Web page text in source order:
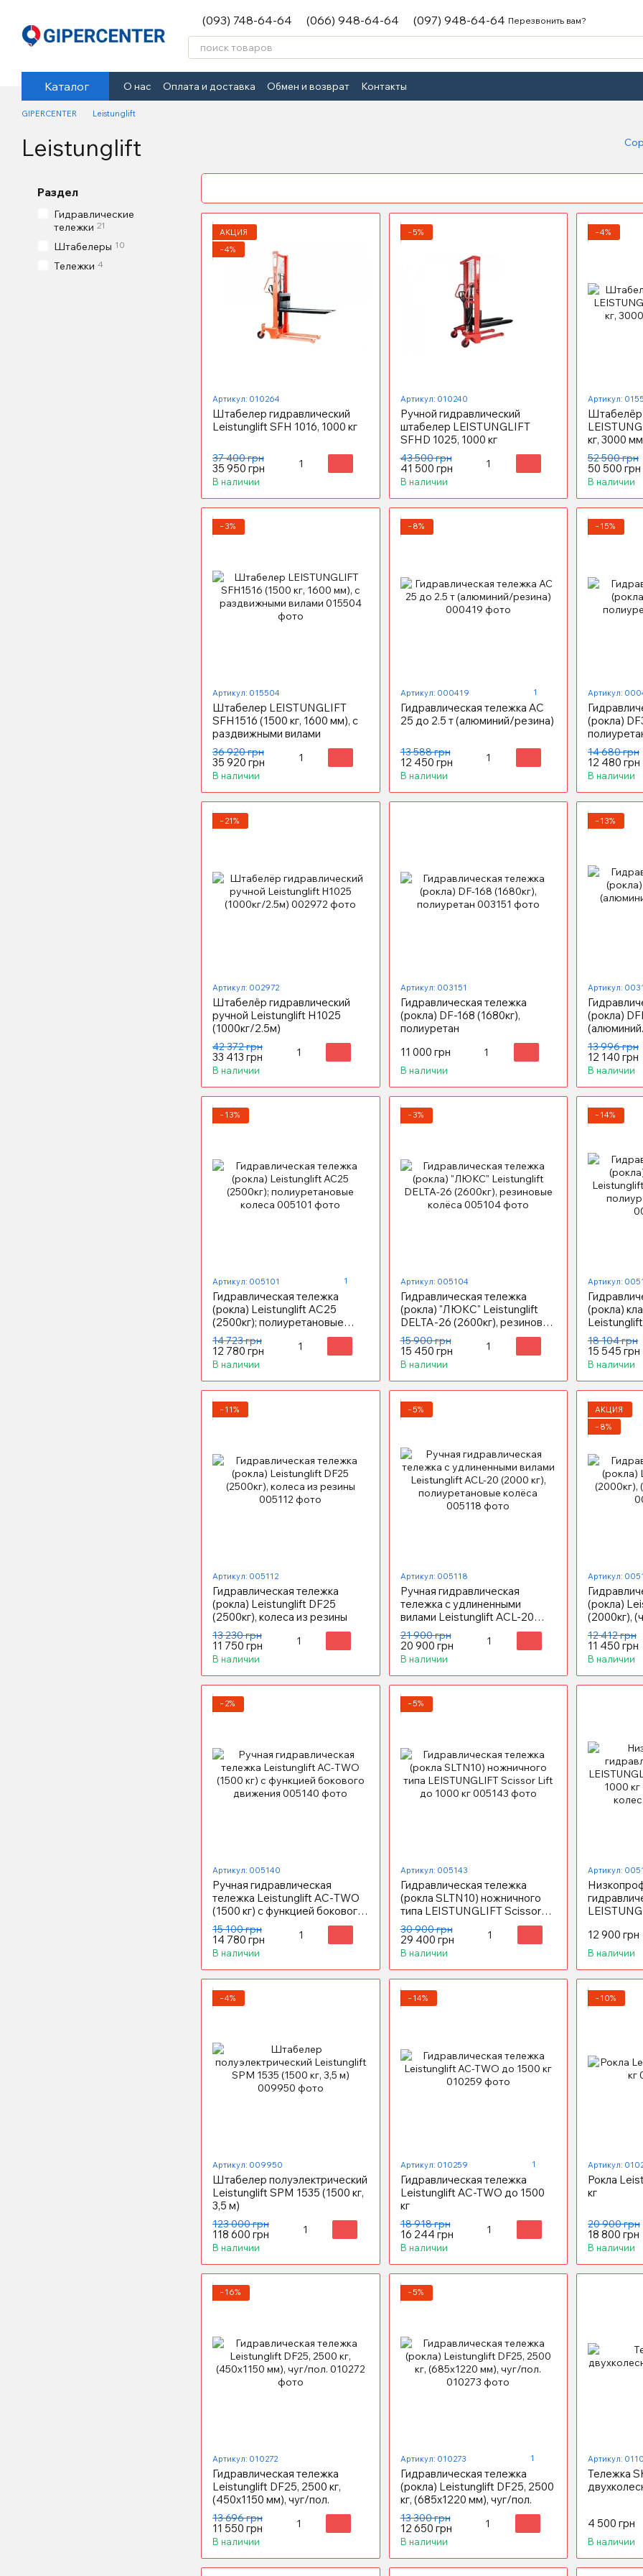
(093) 748-64-64 (066) 948-64-64 (097) 948-64-64 Перезвонить вам?
Каталог О нас Оплата и доставка Обмен и возврат Контакты
GIPERCENTER Leistunglift
Leistunglift
АКЦИЯ
−4%
Артикул: 010264
Штабелер гидравлический
Leistunglift SFH 1016, 1000 кг
37 400 грн
35 950 грн
В наличии
−5%
Артикул: 010240
Ручной гидравлический
штабелер LEISTUNGLIFT
SFHD 1025, 1000 кг
43 500 грн
41 500 грн
В наличии
−4%
Артикул:
Штабелёр
кг, 3000
52 500 грн
50 500 грн
В наличии
−3%
Артикул: 015504
Штабелер LEISTUNGLIFT
SFH1516 (1500 кг, 1600 мм), с
раздвижными вилами
36 920 грн
35 920 грн
В наличии
−8%
Артикул: 000419 1
Гидравлическая тележка АС
25 до 2.5 т (алюминий/резина)
13 588 грн
12 450 грн
В наличии
−15%
Артикул:
(рокла)
14 680 грн
12 480 грн
В наличии
−21%
Артикул: 002972
Штабелёр гидравлический
ручной Leistunglift H1025
(1000кг/2.5м)
42 372 грн
33 413 грн
В наличии
Артикул: 003151
Гидравлическая тележка
(рокла) DF-168 (1680кг),
полиуретан
11 000 грн
В наличии
−13%
Артикул:
(рокла)
13 996 грн
12 140 грн
В наличии
−13%
Артикул: 005101 1
Гидравлическая тележка
(рокла) Leistunglift АС25
(2500кг); полиуретановые
колеса
14 723 грн
12 780 грн
В наличии
−3%
Артикул: 005104
Гидравлическая тележка
(рокла) "ЛЮКС" Leistunglift
DELTA-26 (2600кг), резиновые
колёса
15 900 грн
15 450 грн
В наличии
−14%
Артикул:
(рокла)
18 104 грн
15 545 грн
В наличии
−11%
Артикул: 005112
Гидравлическая тележка
(рокла) Leistunglift DF25
(2500кг), колеса из резины
13 230 грн
11 750 грн
В наличии
−5%
Артикул: 005118
Ручная гидравлическая
тележка с удлиненными
вилами Leistunglift АСL-20
(2000 кг), полиуретановые
колёса
21 900 грн
20 900 грн
В наличии
АКЦИЯ
−8%
Артикул:
(рокла)
(2000кг),
12 412 грн
11 450 грн
В наличии
−2%
Артикул: 005140
Ручная гидравлическая
тележка Leistunglift АС-TWO
(1500 кг) с функцией бокового
движения
15 100 грн
14 780 грн
В наличии
−5%
Артикул: 005143
Гидравлическая тележка
(рокла SLTN10) ножничного
типа LEISTUNGLIFT Scissor
Lift до 1000 кг
30 900 грн
29 400 грн
В наличии
Артикул:
колеса)
12 900 грн
В наличии
−4%
Артикул: 009950
Штабелер полуэлектрический
Leistunglift SPM 1535 (1500 кг,
3,5 м)
123 000 грн
118 600 грн
В наличии
−14%
Артикул: 010259 1
Гидравлическая тележка
Leistunglift AC-TWO до 1500
кг
18 918 грн
16 244 грн
В наличии
−10%
Артикул:
Рокла
кг
20 900 грн
18 800 грн
В наличии
−16%
Артикул: 010272
Гидравлическая тележка
Leistunglift DF25, 2500 кг,
(450х1150 мм), чуг/пол.
13 696 грн
11 550 грн
В наличии
−5%
Артикул: 010273 1
Гидравлическая тележка
(рокла) Leistunglift DF25, 2500
кг, (685х1220 мм), чуг/пол.
13 300 грн
12 650 грн
В наличии
Артикул:
Тележка
4 500 грн
В наличии
Раздел
Гидравлические
тележки 21
Штабелеры 10
Тележки 4